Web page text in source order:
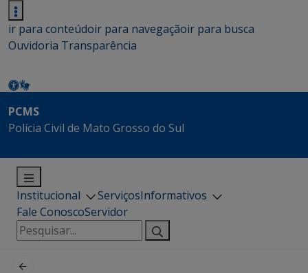
ir para conteúdoir para navegaçãoir para busca
Ouvidoria Transparência
PCMS
Polícia Civil de Mato Grosso do Sul
Institucional ServiçosInformativos
Fale ConoscoServidor
Pesquisar
por: